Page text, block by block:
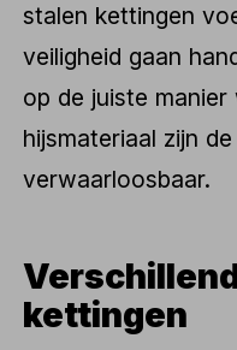
stalen kettingen
veiligheid gaan
op de juiste
hijsmateriaal zijn
verwaarloosbaar.
kettingen